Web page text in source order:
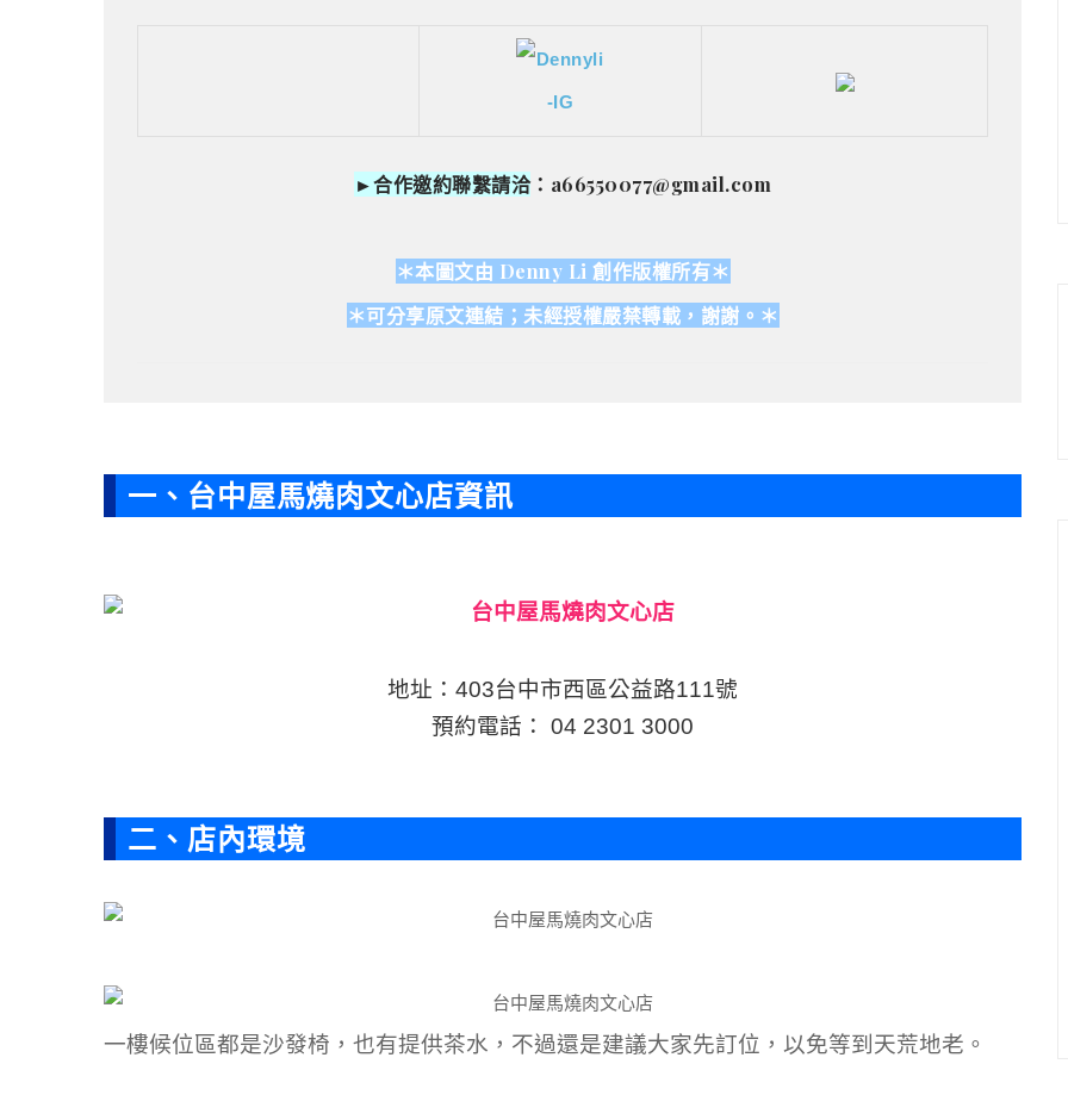
►合作邀約聯繫請洽：a66550077@gmail.com
＊本圖文由 Denny Li 創作版權所有＊
＊可分享原文連結；未經授權嚴禁轉載，謝謝。＊
一、台中屋馬燒肉文心店資訊
地址：403台中市西區公益路111號
預約電話： 04 2301 3000
二、店內環境
一樓候位區都是沙發椅，也有提供茶水，不過還是建議大家先訂位，以免等到天荒地老。